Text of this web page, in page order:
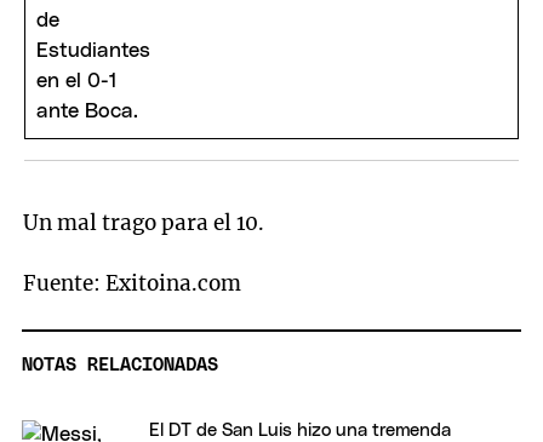
Un mal trago para el 10.
Fuente: Exitoina.com
NOTAS RELACIONADAS
El DT de San Luis hizo una tremenda